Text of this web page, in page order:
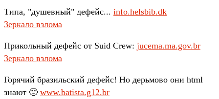
Типа, "душевный" дефейс... info.helsbib.dk
Зеркало взлома
Прикольный дефейс от Suid Crew: jucema.ma.gov.br
Зеркало взлома
Горячий бразильский дефейс! Но дерьмово они html
знают 🙁 www.batista.g12.br